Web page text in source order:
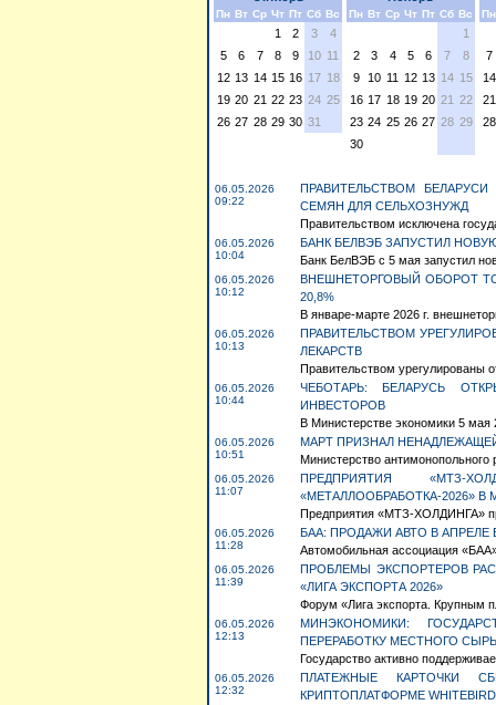
Пн Вт Ср Чт Пт Сб Вс
1 2 3
4
5
6 7 8 9 10 11
12 13 14 15 16 17 18
19 20 21 22 23 24 25
26 27 28 29 30 31
Пн Вт Ср Чт Пт Сб Вс
1
2
3 4 5 6 7
8
9
10 11 12 13 14 15
16 17 18 19 20 21 22
23 24 25 26 27 28 29
30
Пн
7
14
21
28
06.05.2026
09:22
ПРАВИТЕЛЬСТВОМ
СЕМЯН ДЛЯ СЕЛЬХОЗНУЖД
Правительством исключена
06.05.2026
10:04
БАНК БЕЛВЭБ ЗАПУСТИЛ НОВУЮ
Банк БелВЭБ с 5 мая запустил
06.05.2026
10:12
ВНЕШНЕТОРГОВЫЙ ОБОРОТ
20,8%
В январе-марте 2026 г.
06.05.2026
10:13
ПРАВИТЕЛЬСТВОМ
ЛЕКАРСТВ
Правительством урегулированы
06.05.2026
10:44
ЧЕБОТАРЬ: БЕЛАРУСЬ
ИНВЕСТОРОВ
В Министерстве экономики 5 мая
06.05.2026
10:51
МАРТ ПРИЗНАЛ
Министерство антимонопольного
06.05.2026
11:07
ПРЕДПРИЯТИЯ «МТЗ-
«МЕТАЛЛООБРАБОТКА-2026» В
Предприятия «МТЗ-ХОЛДИНГА»
06.05.2026
11:28
БАА: ПРОДАЖИ АВТО В АПРЕЛЕ
Автомобильная ассоциация
06.05.2026
11:39
ПРОБЛЕМЫ ЭКСПОРТЕРОВ
«ЛИГА ЭКСПОРТА 2026»
Форум «Лига экспорта. Крупным
06.05.2026
12:13
МИНЭКОНОМИКИ:
ПЕРЕРАБОТКУ МЕСТНОГО
Государство активно
06.05.2026
12:32
ПЛАТЕЖНЫЕ КАРТОЧКИ
КРИПТОПЛАТФОРМЕ WHITEBIRD